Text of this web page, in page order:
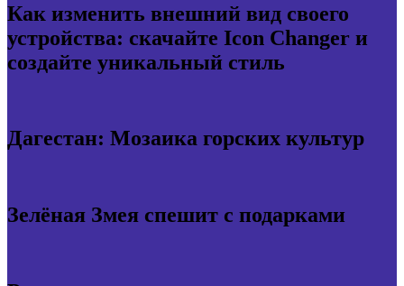
Как изменить внешний вид своего
устройства: скачайте Icon Changer и
создайте уникальный стиль
Дагестан: Мозаика горских культур
Зелёная Змея спешит с подарками